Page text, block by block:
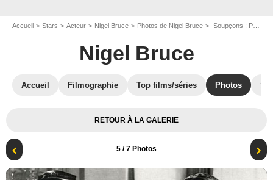
Accueil Stars Acteur Nigel Bruce Photos de Nigel Bruce Soupçons : Photo Cary Grant, Joan Fontaine, Nigel Bruce
Nigel Bruce
Accueil Filmographie Top films/séries Photos
RETOUR À LA GALERIE
5 / 7 Photos